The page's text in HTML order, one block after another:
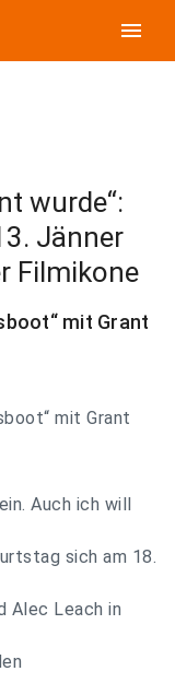
menu
wurde“:
Jänner
Filmikone
mit Grant
mit Grant
Auch ich will
sich am 18.
Alec Leach in